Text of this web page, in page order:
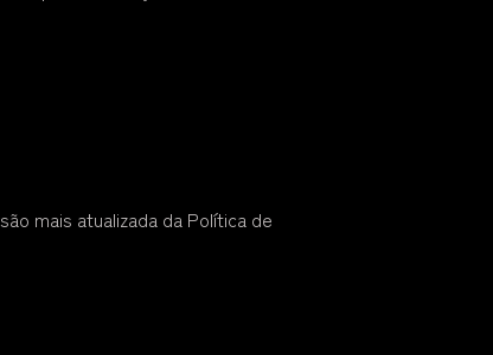
mais atualizada da Política de